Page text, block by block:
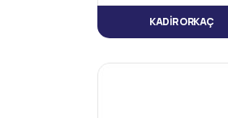
KADİR ORKAÇ